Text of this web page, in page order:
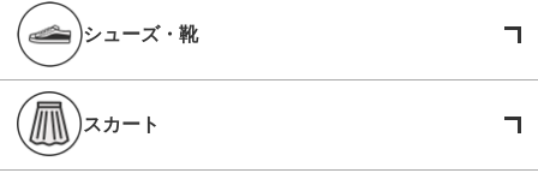
シューズ・靴
スカート